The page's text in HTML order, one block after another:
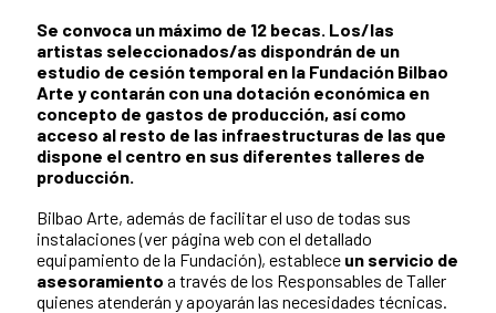
Se convoca un máximo de 12 becas. Los/las
artistas seleccionados/as dispondrán de un
estudio de cesión temporal en la Fundación Bilbao
Arte y contarán con una dotación económica en
concepto de gastos de producción, así como
acceso al resto de las infraestructuras de las que
dispone el centro en sus diferentes talleres de
producción.
Bilbao Arte, además de facilitar el uso de todas sus
instalaciones (ver página web con el detallado
equipamiento de la Fundación), establece un servicio de
asesoramiento a través de los Responsables de Taller
quienes atenderán y apoyarán las necesidades técnicas.